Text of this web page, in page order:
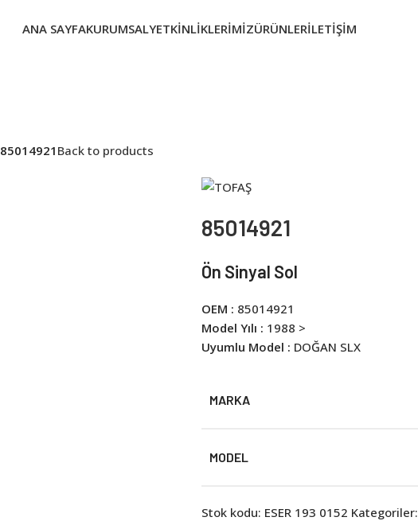
ANA SAYFAKURUMSALYETKINLIKLERIMIZÜRÜNLERİLETIŞIM
85014921 Back to products
85014921
Ön Sinyal Sol
OEM : 85014921
Model Yılı : 1988 >
Uyumlu Model : DOĞAN SLX
MARKA
MODEL
Stok kodu: ESER 193 0152 Kategoriler: